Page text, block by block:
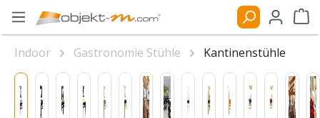
Zum Hauptinhalt springen
Indoor Gastronomie Stühle
Kantinenstühle
Bildergalerie überspringen